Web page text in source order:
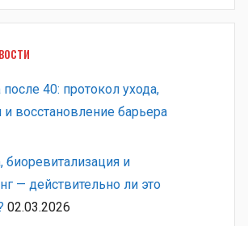
40: протокол ухода,
и восстановление барьера
и
— действительно ли это
02.03.2026